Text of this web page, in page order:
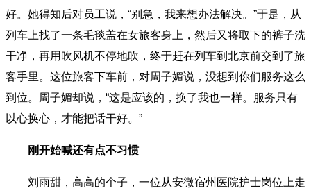
好。她得知后对员工说，“别急，我来想办法解决。”于是，从
列车上找了一条毛毯盖在女旅客身上，然后又将取下的裤子洗
干净，再用吹风机不停地吹，终于赶在列车到北京前交到了旅
客手里。这位旅客下车前，对周子媚说，没想到你们服务这么
到位。周子媚却说，“这是应该的，换了我也一样。服务只有
以心换心，才能把话干好。”
刚开始喊还有点不习惯
刘雨甜，高高的个子，一位从安微宿州医院护士岗位上走